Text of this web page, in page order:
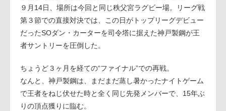
９月14日、場所は今回と同じ秩父宮ラグビー場。リーグ戦
第３節での直接対決では、この日がトップリーグデビュー
だったSOダン・カーターを司令塔に据えた神戸製鋼が王
者サントリーを圧倒した。
ちょうど３ヶ月を経ての“ファイナル”での再戦。
なんと、神戸製鋼は、まだまだ蒸し暑かったナイトゲーム
で王者をねじ伏せた時と全く同じ先発メンバーで、15年ぶ
りの頂点獲りに臨む。